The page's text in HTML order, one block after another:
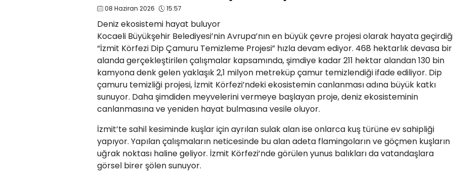
08 Haziran 2026 15:57
Deniz ekosistemi hayat buluyor
Kocaeli Büyükşehir Belediyesi’nin Avrupa’nın en büyük çevre projesi olarak hayata
“İzmit Körfezi Dip Çamuru Temizleme Projesi” hızla devam ediyor. 468 hektarlık devasa bir
alanda gerçekleştirilen çalışmalar kapsamında, şimdiye kadar 211 hektar alandan 130 bin
kamyona denk gelen yaklaşık 2,1 milyon metreküp çamur temizlendiği ifade ediliyor. Dip
çamuru temizliği projesi, İzmit Körfezi’ndeki ekosistemin canlanması adına büyük katkı
sunuyor. Daha şimdiden meyvelerini vermeye başlayan proje, deniz ekosisteminin
canlanmasına ve yeniden hayat bulmasına vesile oluyor.
İzmit’te sahil kesiminde kuşlar için ayrılan sulak alan ise onlarca kuş türüne ev sahipliği
yapıyor. Yapılan çalışmaların neticesinde bu alan adeta flamingoların ve göçmen kuşların
uğrak noktası haline geliyor. İzmit Körfezi’nde görülen yunus balıkları da vatandaşlara
görsel birer şölen sunuyor.